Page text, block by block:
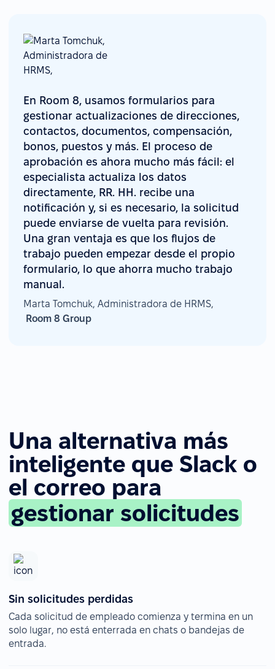
En Room 8, usamos formularios para
gestionar actualizaciones de direcciones,
contactos, documentos, compensación,
bonos, puestos y más. El proceso de
aprobación es ahora mucho más fácil: el
especialista actualiza los datos
directamente, RR. HH. recibe una
notificación y, si es necesario, la solicitud
puede enviarse de vuelta para revisión.
Una gran ventaja es que los flujos de
trabajo pueden empezar desde el propio
formulario, lo que ahorra mucho trabajo
manual.
Marta Tomchuk, Administradora de HRMS,
Room 8 Group
Una alternativa más
inteligente que Slack o
el correo para
gestionar solicitudes
Sin solicitudes perdidas
Cada solicitud de empleado comienza y termina en un
solo lugar, no está enterrada en chats o bandejas de
entrada.